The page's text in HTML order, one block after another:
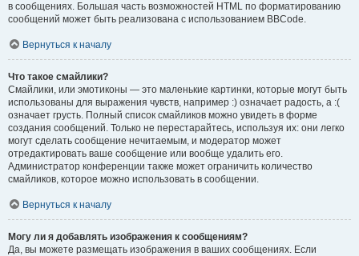
в сообщениях. Большая часть возможностей HTML по форматированию
сообщений может быть реализована с использованием BBCode.
Вернуться к началу
Что такое смайлики?
Смайлики, или эмотиконы — это маленькие картинки, которые могут быть
использованы для выражения чувств, например :) означает радость, а :(
означает грусть. Полный список смайликов можно увидеть в форме
создания сообщений. Только не перестарайтесь, используя их: они легко
могут сделать сообщение нечитаемым, и модератор может
отредактировать ваше сообщение или вообще удалить его.
Администратор конференции также может ограничить количество
смайликов, которое можно использовать в сообщении.
Вернуться к началу
Могу ли я добавлять изображения к сообщениям?
Да, вы можете размещать изображения в ваших сообщениях. Если